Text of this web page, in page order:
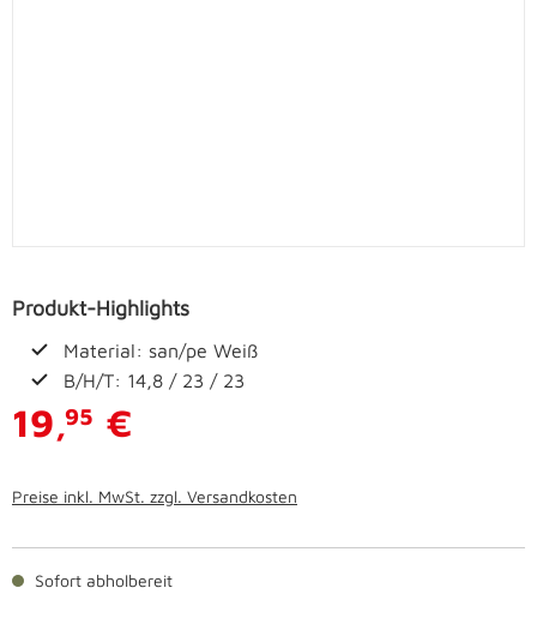
Produkt-Highlights
Material: san/pe Weiß
B/H/T: 14,8 / 23 / 23
19,95 €
Preise inkl. MwSt. zzgl. Versandkosten
Sofort abholbereit